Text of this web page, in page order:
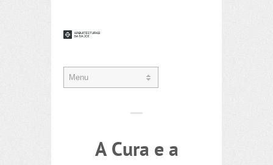
A Cura e a